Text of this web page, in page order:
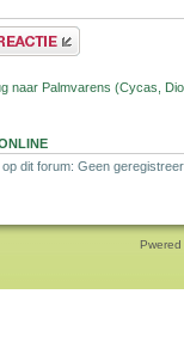
naar Palmvarens (Cycas,
dit forum: Geen